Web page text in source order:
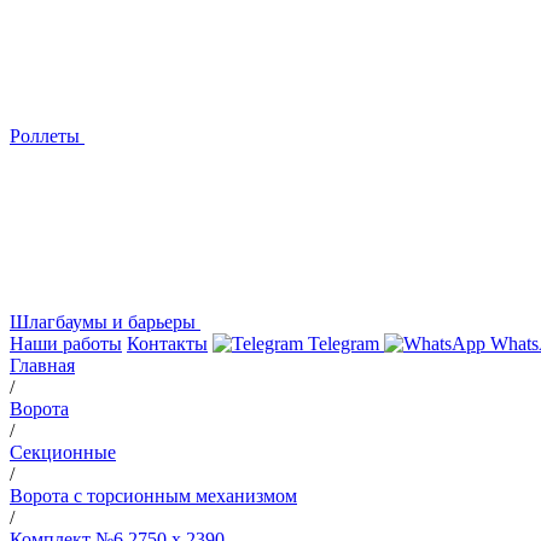
Роллеты
Шлагбаумы и барьеры
Наши работы Контакты Telegram
Главная
/
Ворота
/
Секционные
/
Ворота с торсионным механизмом
/